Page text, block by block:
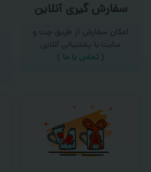
سفارش گیری آنلاین
امکان سفارش از طریق چت و
سایت با پشتیبانی آنلاین
( تماس با ما‌ )